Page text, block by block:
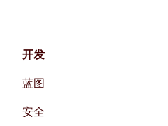
开发
蓝图
安全